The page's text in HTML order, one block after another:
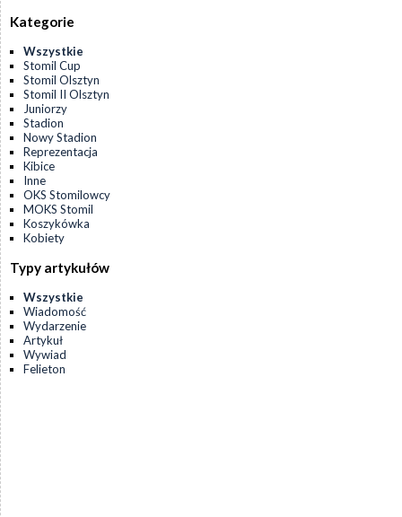
Kategorie
Wszystkie
Stomil Cup
Stomil Olsztyn
Stomil II Olsztyn
Juniorzy
Stadion
Nowy Stadion
Reprezentacja
Kibice
Inne
OKS Stomilowcy
MOKS Stomil
Koszykówka
Kobiety
Typy artykułów
Wszystkie
Wiadomość
Wydarzenie
Artykuł
Wywiad
Felieton